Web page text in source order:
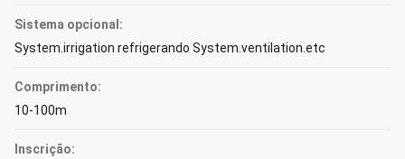
Sistema opcional:
System.irrigation refrigerando System.ventilation.etc
Comprimento:
10-100m
Inscrição: